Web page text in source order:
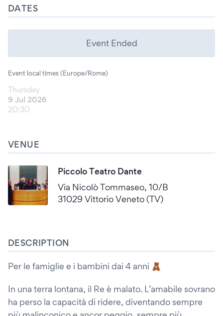
DATES
Event Ended
Event local times (Europe/Rome)
Thursday
9 Jul 2026
20:30
VENUE
Piccolo Teatro Dante
Via Nicolò Tommaseo, 10/B
31029 Vittorio Veneto (TV)
DESCRIPTION
Per le famiglie e i bambini dai 4 anni 🧸
In una terra lontana, il Re è malato. L’amabile sovrano
ha perso la capacità di ridere, diventando sempre